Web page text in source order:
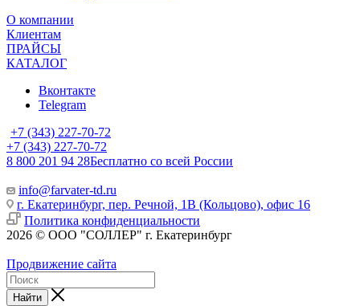
О компании
Клиентам
ПРАЙСЫ
КАТАЛОГ
Вконтакте
Telegram
+7 (343) 227-70-72
+7 (343) 227-70-72
8 800 201 94 28Бесплатно со всей России
info@farvater-td.ru
г. Екатеринбург, пер. Речной, 1В (Кольцово), офис 16
Политика конфиденциальности
2026 © ООО "СОЛЛЕР" г. Екатеринбург
Продвижение сайта
Найти